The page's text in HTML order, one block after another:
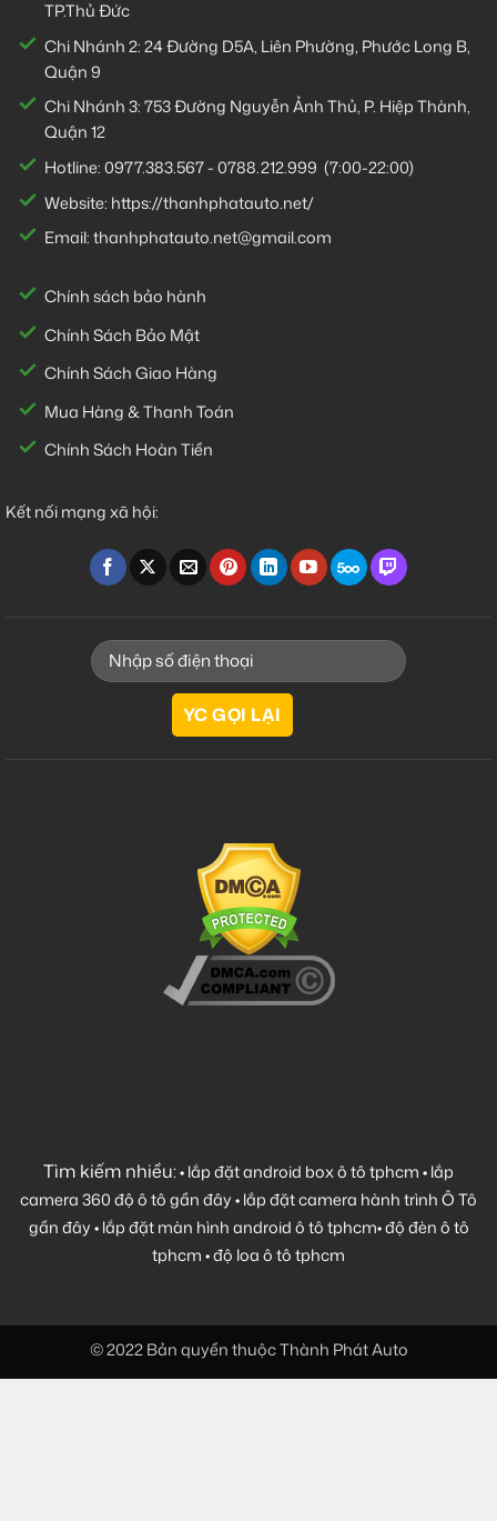
TP.Thủ Đức
Chi Nhánh 2:24 Đường D5A, Liên Phường, Phước Long B,
Quận 9
Chi Nhánh 3:753 Đường Nguyễn Ảnh Thủ, P. Hiệp Thành,
Quận 12
Hotline:0977.383.567-0788.212.999 (7:00-22:00)
Website: https://thanhphatauto.net/
Email:thanhphatauto.net@gmail.com
Chính sách bảo hành
Chính Sách Bảo Mật
Chính Sách Giao Hàng
Mua Hàng & Thanh Toán
Chính Sách Hoàn Tiền
Kết nối mạng xã hội:
Tìm kiếm nhiều:•lắp đặt android box ô tô tphcm•lắp
camera 360 độ ô tô gần đây•lắp đặt camera hành trình Ô Tô
gần đây•lắp đặt màn hình android ô tô tphcm•độ đèn ô tô
tphcm•độ loa ô tô tphcm
© 2022 Bản quyền thuộc Thành Phát Auto